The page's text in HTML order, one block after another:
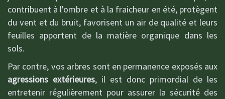
contribuent à l'ombre et à la fraicheur en été, protègent
du vent et du bruit, favorisent un air de qualité et leurs
feuilles apportent de la matière organique dans les
sols.
Par contre, vos arbres sont en permanence exposés aux
agressions extérieures, il est donc primordial de les
entretenir régulièrement pour assurer la sécurité des